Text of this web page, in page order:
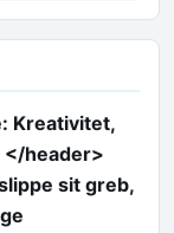
Kreativitet,
</header>
sit greb,